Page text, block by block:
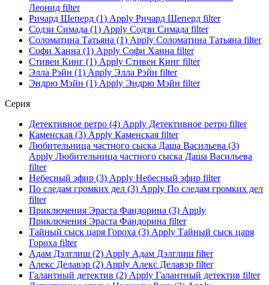
Леонид filter
Ричард Шеперд (1) Apply Ричард Шеперд filter
Содзи Симада (1) Apply Содзи Симада filter
Соломатина Татьяна (1) Apply Соломатина Татьяна filter
Софи Ханна (1) Apply Софи Ханна filter
Стивен Кинг (1) Apply Стивен Кинг filter
Элла Рэйн (1) Apply Элла Рэйн filter
Эндрю Мэйн (1) Apply Эндрю Мэйн filter
Серия
Детективное ретро (4) Apply Детективное ретро filter
Каменская (3) Apply Каменская filter
Любительница частного сыска Даша Васильева (3)
Apply Любительница частного сыска Даша Васильева
filter
Небесный эфир (3) Apply Небесный эфир filter
По следам громких дел (3) Apply По следам громких дел
filter
Приключения Эраста Фандорина (3) Apply
Приключения Эраста Фандорина filter
Тайный сыск царя Гороха (3) Apply Тайный сыск царя
Гороха filter
Адам Дэлглиш (2) Apply Адам Дэлглиш filter
Алекс Делавэр (2) Apply Алекс Делавэр filter
Галантный детектив (2) Apply Галантный детектив filter